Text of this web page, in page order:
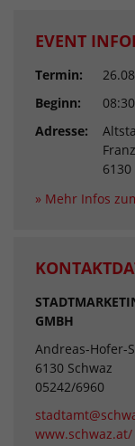
EVENT
Termin:
Beginn:
Adresse:
6130
» Mehr Infos
GMBH
Andreas-Hofer-
6130 Schwaz
05242/6960
www.schwaz.at/